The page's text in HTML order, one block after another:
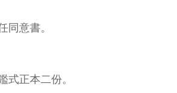
同意書。
式正本二份。